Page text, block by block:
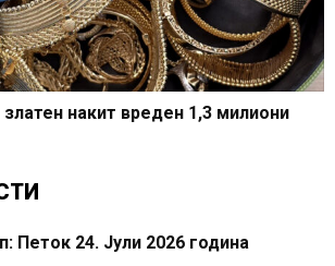
накит вреден 1,3 милиони
Петок 24. Јули 2026 година